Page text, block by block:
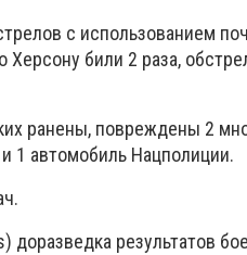
с использованием
били 2 раза,
ранены, повреждены 2
1 автомобиль Нацполиции.
результатов